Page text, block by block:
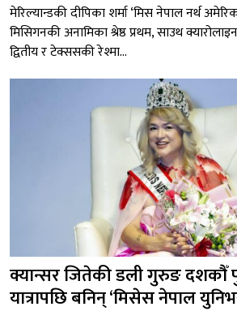
मेरिल्यान्डकी दीपिका शर्मा ‘मिस नेपाल नर्थ
मिसिगनकी अनामिका श्रेष्ठ प्रथम, साउथ
द्वितीय र टेक्ससकी रेश्मा...
क्यान्सर जितेकी डली गुरुङ दशकौँ
यात्रापछि बनिन् ‘मिसेस नेपाल